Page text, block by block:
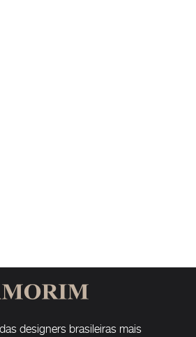
designers brasileiras mais